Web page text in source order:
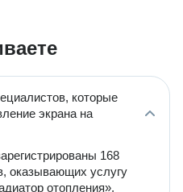
которые
экрана на
168
оказывающих услугу
отопления».